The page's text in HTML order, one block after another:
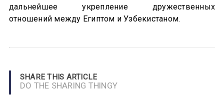
дальнейшее укрепление дружественных
отношений между Египтом и Узбекистаном.
SHARE THIS ARTICLE
DO THE SHARING THINGY